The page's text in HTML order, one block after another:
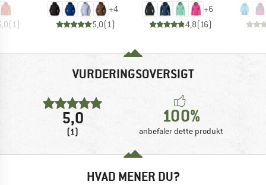
(1)
+4
5,0(1)
+6
4,8(16)
VURDERINGSOVERSIGT
5,0
(1)
100%
anbefaler dette produkt
HVAD MENER DU?